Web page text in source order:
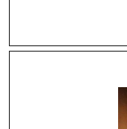
variados
características
ondulado. Ele
facilitando a